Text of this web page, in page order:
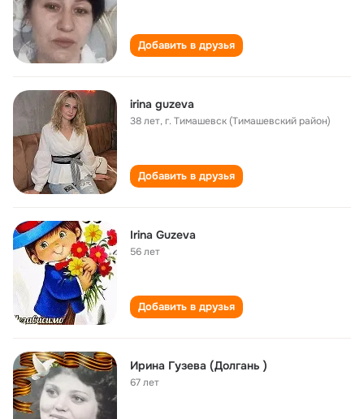
Добавить в друзья
irina guzeva
38 лет,г. Тимашевск (Тимашевский район)
Добавить в друзья
Irina Guzeva
56 лет
Добавить в друзья
Ирина Гузева (Долгань )
67 лет